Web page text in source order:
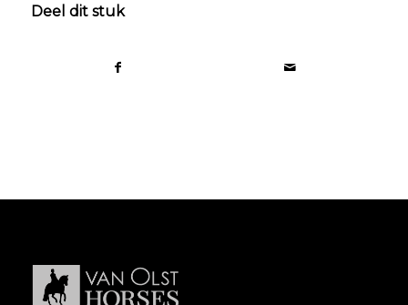
Deel dit stuk